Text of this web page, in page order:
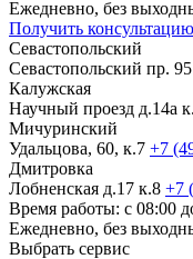
Ежедневно, без
Получить консультацию
Севастопольский
Севастопольский пр.
Калужская
Научный проезд д.14а
Мичуринский
Удальцова, 60, к.7 +7
Дмитровка
Лобненская д.17 к.8 +7
Время работы: с 08:00
Ежедневно, без
Выбрать сервис